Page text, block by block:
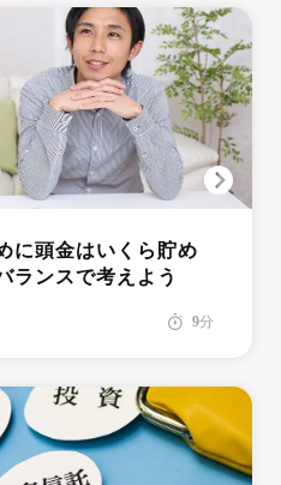
に頭金はいくら貯め
ランスで考えよう
9分